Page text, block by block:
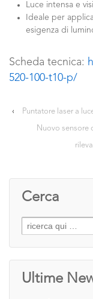
Luce intensa e
Ideale per
esigenza di
Scheda tecnica:
520-100-t10-p/
‹ Puntatore laser a
Nuovo sensore
Cerca
Search
for:
Ultime